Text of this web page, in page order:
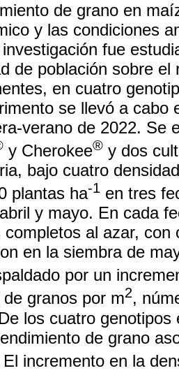
de grano en
y las condiciones
fue
de población sobre
en cuatro
se llevó a cabo
verano de 2022. Se
y Cherokee® y dos
bajo cuatro
plantas ha-1 en tres
y mayo. En cada
completos al azar,
en la siembra de
por un
granos por m2,
los cuatro
de grano
El incremento en la